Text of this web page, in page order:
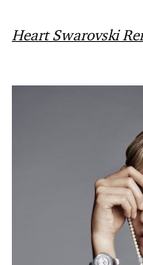
Heart Swarovski